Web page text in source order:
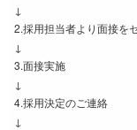
↓
2.採用担当者より面接を
↓
3.面接実施
↓
4.採用決定のご連絡
↓